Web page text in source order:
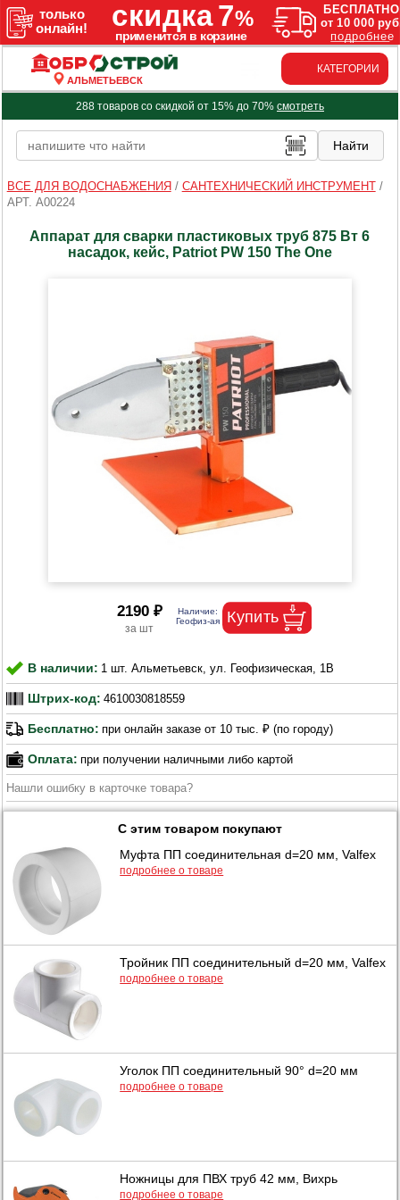
АЛЬМЕТЬЕВСК
КАТЕГОРИИ
288 товаров со скидкой от 15% до 70% смотреть
ВСЕ ДЛЯ ВОДОСНАБЖЕНИЯ / САНТЕХНИЧЕСКИЙ ИНСТРУМЕНТ/
АРТ. A00224
Аппарат для сварки пластиковых труб 875 Вт 6
насадок, кейс, Patriot PW 150 The One
2190 ₽
В наличии: 1 шт. Альметьевск, ул. Геофизическая, 1В
Штрих-код: 4610030818559
Бесплатно: при онлайн заказе от 10 тыс. ₽ (по городу)
Оплата: при получении наличными либо картой
Нашли ошибку в карточке товара?
С этим товаром покупают
Муфта ПП соединительная d=20 мм, Valfex
подробнее о товаре
Тройник ПП соединительный d=20 мм, Valfex
подробнее о товаре
Уголок ПП соединительный 90° d=20 мм
подробнее о товаре
Ножницы для ПВХ труб 42 мм, Вихрь
подробнее о товаре